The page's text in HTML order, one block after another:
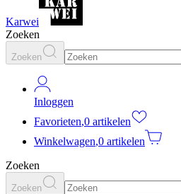
Karwei
Zoeken
Zoeken
Inloggen
Favorieten,0 artikelen
Winkelwagen,0 artikelen
Zoeken
Zoeken